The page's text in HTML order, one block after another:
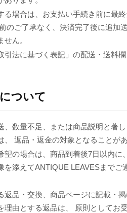
る場合は、お支払い手続き前に最
のご了承なく、決済完了後に追加
ん。
引法に基づく表記」の配送・送料
ついて
、数量不足、または商品説明と著
、 返品・返金の対象となることがあ
望の場合は、商品到着後7日以内に
を添えてANTIQUE LEAVESまでご
返品・交換、商品ページに記載・
理由とする返品は、 原則としてお